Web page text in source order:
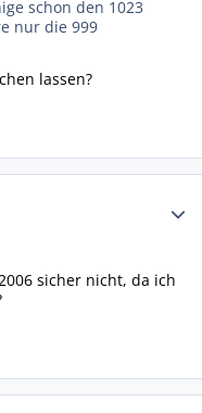
schon den 1023
nur die 999
lassen?
sicher nicht, da ich